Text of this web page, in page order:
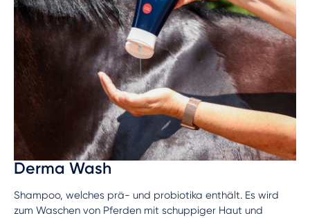
Derma Wash
Shampoo, welches prä- und probiotika enthält. Es wird
zum Waschen von Pferden mit schuppiger Haut und